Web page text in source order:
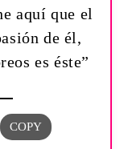
aquí que el
de él,
es éste”